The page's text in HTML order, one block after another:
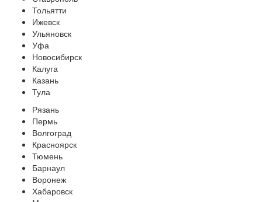
Тольятти
Ижевск
Ульяновск
Уфа
Новосибирск
Калуга
Казань
Тула
Рязань
Пермь
Волгоград
Красноярск
Тюмень
Барнаул
Воронеж
Хабаровск